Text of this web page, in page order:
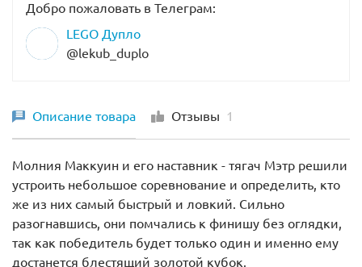
Добро пожаловать в Телеграм:
LEGO Дупло
@lekub_duplo
Описание товара Отзывы 1
Молния Маккуин и его наставник - тягач Мэтр решили
устроить небольшое соревнование и определить, кто
же из них самый быстрый и ловкий. Сильно
разогнавшись, они помчались к финишу без оглядки,
так как победитель будет только один и именно ему
достанется блестящий золотой кубок.